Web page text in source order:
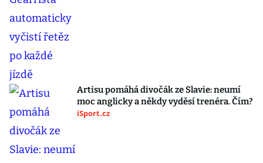
Artisu pomáhá divočák ze Slavie: neumí
moc anglicky a někdy vyděsí trenéra. Čím?
iSport.cz